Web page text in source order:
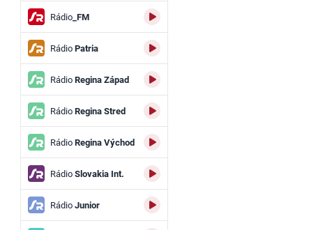
Rádio_FM
RádioPatria
RádioRegina Západ
RádioRegina Stred
RádioRegina Východ
RádioSlovakia Int.
RádioJunior